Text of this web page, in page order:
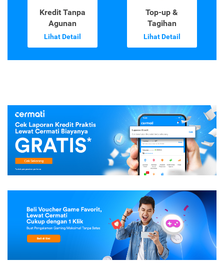
Kredit Tanpa
Agunan
Lihat Detail
Top-up &
Tagihan
Lihat Detail